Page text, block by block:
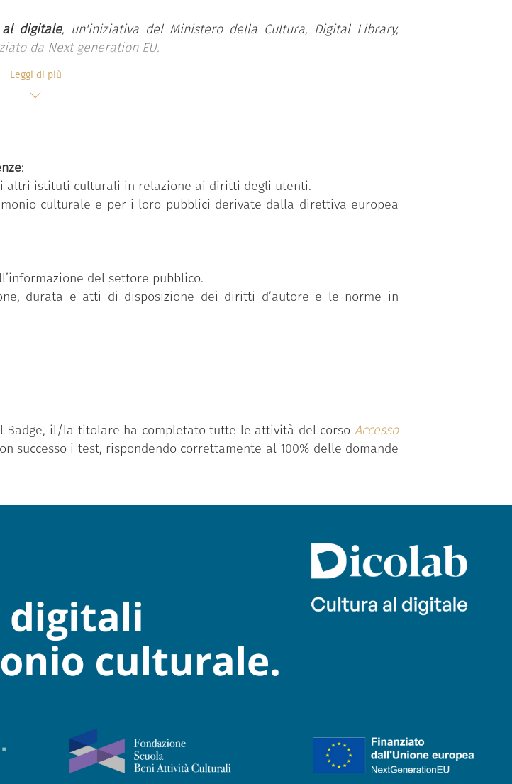
al digitale, un'iniziativa del Ministero della Cultura, Digital Library,
da Next generation EU.
Leggi di più
:
altri istituti culturali in relazione ai diritti degli utenti.
culturale e per i loro pubblici derivate dalla direttiva europea
del settore pubblico.
durata e atti di disposizione dei diritti d’autore e le norme in
Badge, il/la titolare ha completato tutte le attività del corso Accesso
successo i test, rispondendo correttamente al 100% delle domande